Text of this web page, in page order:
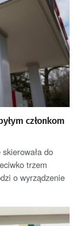
członkom
do
trzem
o wyrządzenie